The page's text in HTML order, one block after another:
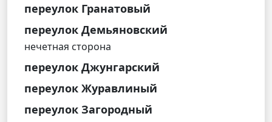
переулок Гранатовый
переулок Демьяновский
нечетная сторона
переулок Джунгарский
переулок Журавлиный
переулок Загородный